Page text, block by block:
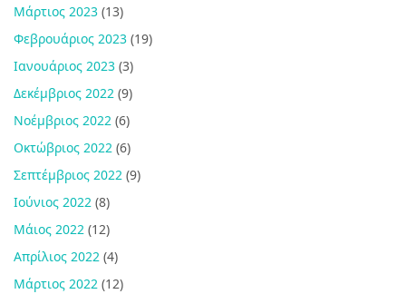
Μάρτιος 2023 (13)
Φεβρουάριος 2023 (19)
Ιανουάριος 2023 (3)
Δεκέμβριος 2022 (9)
Νοέμβριος 2022 (6)
Οκτώβριος 2022 (6)
Σεπτέμβριος 2022 (9)
Ιούνιος 2022 (8)
Μάιος 2022 (12)
Απρίλιος 2022 (4)
Μάρτιος 2022 (12)